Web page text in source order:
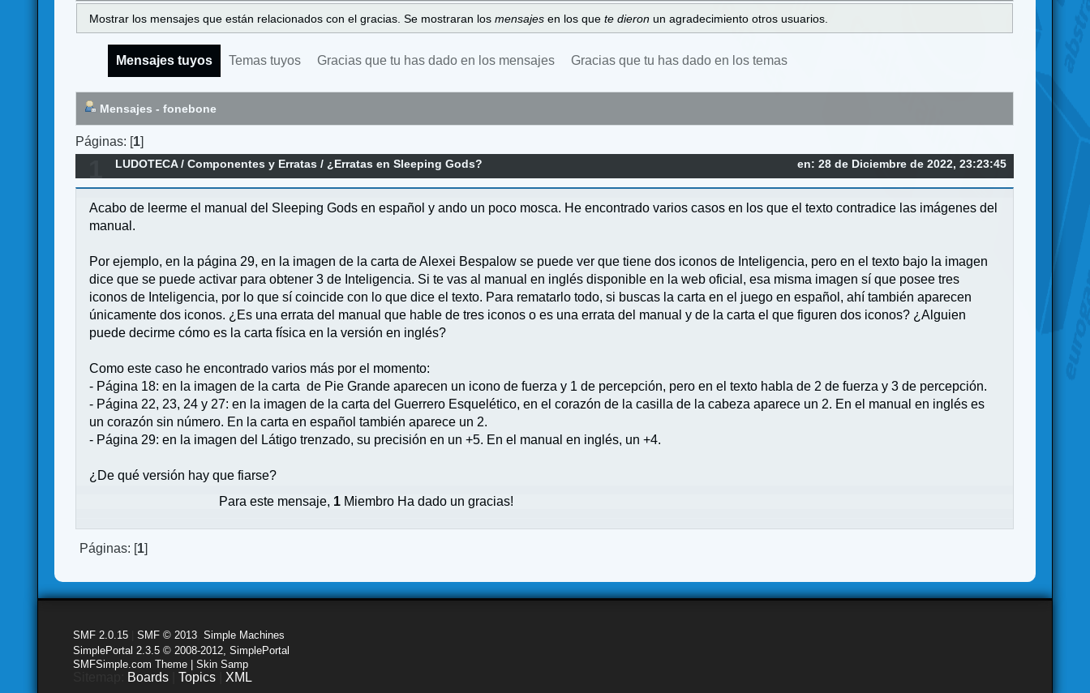
Mostrar los mensajes que están relacionados con el gracias. Se mostraran los mensajes en los que te dieron un agradecimiento otros usuarios.
Mensajes tuyos Temas tuyos Gracias que tu has dado en los mensajes Gracias que tu has dado en los temas
Mensajes - fonebone
Páginas: [1]
en: 28 de Diciembre de 2022, 23:23:45
LUDOTECA/Componentes y Erratas /¿Erratas en Sleeping Gods?
Acabo de leerme el manual del Sleeping Gods en español y ando un poco mosca. He encontrado varios casos en los que el texto contradice las imágenes del
manual.
Por ejemplo, en la página 29, en la imagen de la carta de Alexei Bespalow se puede ver que tiene dos iconos de Inteligencia, pero en el texto bajo la imagen
dice que se puede activar para obtener 3 de Inteligencia. Si te vas al manual en inglés disponible en la web oficial, esa misma imagen sí que posee tres
iconos de Inteligencia, por lo que sí coincide con lo que dice el texto. Para rematarlo todo, si buscas la carta en el juego en español, ahí también aparecen
únicamente dos iconos. ¿Es una errata del manual que hable de tres iconos o es una errata del manual y de la carta el que figuren dos iconos? ¿Alguien
puede decirme cómo es la carta física en la versión en inglés?
Como este caso he encontrado varios más por el momento:
- Página 18: en la imagen de la carta de Pie Grande aparecen un icono de fuerza y 1 de percepción, pero en el texto habla de 2 de fuerza y 3 de percepción.
- Página 22, 23, 24 y 27: en la imagen de la carta del Guerrero Esquelético, en el corazón de la casilla de la cabeza aparece un 2. En el manual en inglés es
un corazón sin número. En la carta en español también aparece un 2.
- Página 29: en la imagen del Látigo trenzado, su precisión en un +5. En el manual en inglés, un +4.
¿De qué versión hay que fiarse?
Para este mensaje, 1 Miembro Ha dado un gracias!
Páginas: [1]
SMF 2.0.15 |SMF © 2013 ,Simple Machines
SimplePortal 2.3.5 © 2008-2012, SimplePortal
SMFSimple.com Theme | Skin Samp
Boards |Topics XML